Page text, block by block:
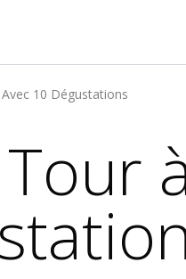
10 Dégustations